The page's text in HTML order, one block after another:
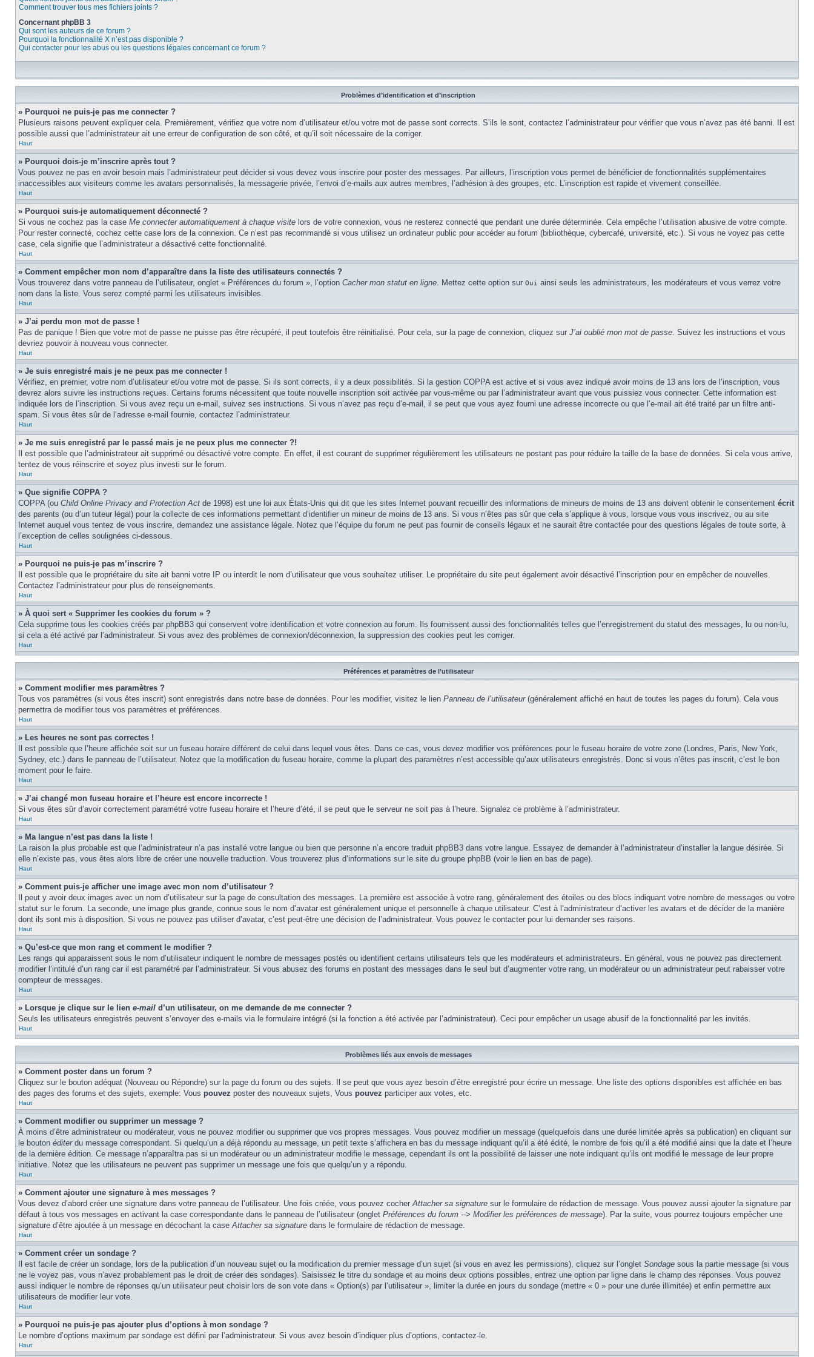
Comment trouver tous mes fichiers joints ?
Concernant phpBB 3
Qui sont les auteurs de ce forum ?
Pourquoi la fonctionnalité X n’est pas disponible ?
Qui contacter pour les abus ou les questions légales concernant ce forum ?
Problèmes d’identification et d’inscription
» Pourquoi ne puis-je pas me connecter ?
Plusieurs raisons peuvent expliquer cela. Premièrement, vérifiez que votre nom d’utilisateur et/ou votre mot de passe sont corrects. S’ils le sont, contactez l’administrateur pour vérifier que vous n’avez pas été banni. Il est
possible aussi que l’administrateur ait une erreur de configuration de son côté, et qu’il soit nécessaire de la corriger.
Haut
» Pourquoi dois-je m’inscrire après tout ?
Vous pouvez ne pas en avoir besoin mais l’administrateur peut décider si vous devez vous inscrire pour poster des messages. Par ailleurs, l’inscription vous permet de bénéficier de fonctionnalités supplémentaires
inaccessibles aux visiteurs comme les avatars personnalisés, la messagerie privée, l’envoi d’e-mails aux autres membres, l’adhésion à des groupes, etc. L’inscription est rapide et vivement conseillée.
Haut
» Pourquoi suis-je automatiquement déconnecté ?
Si vous ne cochez pas la case Me connecter automatiquement à chaque visite lors de votre connexion, vous ne resterez connecté que pendant une durée déterminée. Cela empêche l’utilisation abusive de votre compte.
Pour rester connecté, cochez cette case lors de la connexion. Ce n’est pas recommandé si vous utilisez un ordinateur public pour accéder au forum (bibliothèque, cybercafé, université, etc.). Si vous ne voyez pas cette
case, cela signifie que l’administrateur a désactivé cette fonctionnalité.
Haut
» Comment empêcher mon nom d’apparaître dans la liste des utilisateurs connectés ?
Vous trouverez dans votre panneau de l’utilisateur, onglet « Préférences du forum », l’option Cacher mon statut en ligne. Mettez cette option sur Oui ainsi seuls les administrateurs, les modérateurs et vous verrez votre
nom dans la liste. Vous serez compté parmi les utilisateurs invisibles.
Haut
» J’ai perdu mon mot de passe !
Pas de panique ! Bien que votre mot de passe ne puisse pas être récupéré, il peut toutefois être réinitialisé. Pour cela, sur la page de connexion, cliquez sur J’ai oublié mon mot de passe. Suivez les instructions et vous
devriez pouvoir à nouveau vous connecter.
Haut
» Je suis enregistré mais je ne peux pas me connecter !
Vérifiez, en premier, votre nom d’utilisateur et/ou votre mot de passe. Si ils sont corrects, il y a deux possibilités. Si la gestion COPPA est active et si vous avez indiqué avoir moins de 13 ans lors de l’inscription, vous
devrez alors suivre les instructions reçues. Certains forums nécessitent que toute nouvelle inscription soit activée par vous-même ou par l’administrateur avant que vous puissiez vous connecter. Cette information est
indiquée lors de l’inscription. Si vous avez reçu un e-mail, suivez ses instructions. Si vous n’avez pas reçu d’e-mail, il se peut que vous ayez fourni une adresse incorrecte ou que l’e-mail ait été traité par un filtre anti-
spam. Si vous êtes sûr de l’adresse e-mail fournie, contactez l’administrateur.
Haut
» Je me suis enregistré par le passé mais je ne peux plus me connecter ?!
Il est possible que l’administrateur ait supprimé ou désactivé votre compte. En effet, il est courant de supprimer régulièrement les utilisateurs ne postant pas pour réduire la taille de la base de données. Si cela vous arrive,
tentez de vous réinscrire et soyez plus investi sur le forum.
Haut
» Que signifie COPPA ?
COPPA (ou Child Online Privacy and Protection Act de 1998) est une loi aux États-Unis qui dit que les sites Internet pouvant recueillir des informations de mineurs de moins de 13 ans doivent obtenir le consentement écrit
des parents (ou d’un tuteur légal) pour la collecte de ces informations permettant d’identifier un mineur de moins de 13 ans. Si vous n’êtes pas sûr que cela s’applique à vous, lorsque vous vous inscrivez, ou au site
Internet auquel vous tentez de vous inscrire, demandez une assistance légale. Notez que l’équipe du forum ne peut pas fournir de conseils légaux et ne saurait être contactée pour des questions légales de toute sorte, à
l’exception de celles soulignées ci-dessous.
Haut
» Pourquoi ne puis-je pas m’inscrire ?
Il est possible que le propriétaire du site ait banni votre IP ou interdit le nom d’utilisateur que vous souhaitez utiliser. Le propriétaire du site peut également avoir désactivé l’inscription pour en empêcher de nouvelles.
Contactez l’administrateur pour plus de renseignements.
Haut
» À quoi sert « Supprimer les cookies du forum » ?
Cela supprime tous les cookies créés par phpBB3 qui conservent votre identification et votre connexion au forum. Ils fournissent aussi des fonctionnalités telles que l’enregistrement du statut des messages, lu ou non-lu,
si cela a été activé par l’administrateur. Si vous avez des problèmes de connexion/déconnexion, la suppression des cookies peut les corriger.
Haut
Préférences et paramètres de l’utilisateur
» Comment modifier mes paramètres ?
Tous vos paramètres (si vous êtes inscrit) sont enregistrés dans notre base de données. Pour les modifier, visitez le lien Panneau de l’utilisateur(généralement affiché en haut de toutes les pages du forum). Cela vous
permettra de modifier tous vos paramètres et préférences.
Haut
» Les heures ne sont pas correctes !
Il est possible que l’heure affichée soit sur un fuseau horaire différent de celui dans lequel vous êtes. Dans ce cas, vous devez modifier vos préférences pour le fuseau horaire de votre zone (Londres, Paris, New York,
Sydney, etc.) dans le panneau de l’utilisateur. Notez que la modification du fuseau horaire, comme la plupart des paramètres n’est accessible qu’aux utilisateurs enregistrés. Donc si vous n’êtes pas inscrit, c’est le bon
moment pour le faire.
Haut
» J’ai changé mon fuseau horaire et l’heure est encore incorrecte !
Si vous êtes sûr d’avoir correctement paramétré votre fuseau horaire et l’heure d’été, il se peut que le serveur ne soit pas à l’heure. Signalez ce problème à l’administrateur.
Haut
» Ma langue n’est pas dans la liste !
La raison la plus probable est que l’administrateur n’a pas installé votre langue ou bien que personne n’a encore traduit phpBB3 dans votre langue. Essayez de demander à l’administrateur d’installer la langue désirée. Si
elle n’existe pas, vous êtes alors libre de créer une nouvelle traduction. Vous trouverez plus d’informations sur le site du groupe phpBB (voir le lien en bas de page).
Haut
» Comment puis-je afficher une image avec mon nom d’utilisateur ?
Il peut y avoir deux images avec un nom d’utilisateur sur la page de consultation des messages. La première est associée à votre rang, généralement des étoiles ou des blocs indiquant votre nombre de messages ou votre
statut sur le forum. La seconde, une image plus grande, connue sous le nom d’avatar est généralement unique et personnelle à chaque utilisateur. C’est à l’administrateur d’activer les avatars et de décider de la manière
dont ils sont mis à disposition. Si vous ne pouvez pas utiliser d’avatar, c’est peut-être une décision de l’administrateur. Vous pouvez le contacter pour lui demander ses raisons.
Haut
» Qu’est-ce que mon rang et comment le modifier ?
Les rangs qui apparaissent sous le nom d’utilisateur indiquent le nombre de messages postés ou identifient certains utilisateurs tels que les modérateurs et administrateurs. En général, vous ne pouvez pas directement
modifier l’intitulé d’un rang car il est paramétré par l’administrateur. Si vous abusez des forums en postant des messages dans le seul but d’augmenter votre rang, un modérateur ou un administrateur peut rabaisser votre
compteur de messages.
Haut
» Lorsque je clique sur le lien e-mail d’un utilisateur, on me demande de me connecter ?
Seuls les utilisateurs enregistrés peuvent s’envoyer des e-mails via le formulaire intégré (si la fonction a été activée par l’administrateur). Ceci pour empêcher un usage abusif de la fonctionnalité par les invités.
Haut
Problèmes liés aux envois de messages
» Comment poster dans un forum ?
Cliquez sur le bouton adéquat (Nouveau ou Répondre) sur la page du forum ou des sujets. Il se peut que vous ayez besoin d’être enregistré pour écrire un message. Une liste des options disponibles est affichée en bas
des pages des forums et des sujets, exemple: Vous pouvez poster des nouveaux sujets, Vous pouvez participer aux votes, etc.
Haut
» Comment modifier ou supprimer un message ?
À moins d’être administrateur ou modérateur, vous ne pouvez modifier ou supprimer que vos propres messages. Vous pouvez modifier un message (quelquefois dans une durée limitée après sa publication) en cliquant sur
le bouton éditerdu message correspondant. Si quelqu’un a déjà répondu au message, un petit texte s’affichera en bas du message indiquant qu’il a été édité, le nombre de fois qu’il a été modifié ainsi que la date et l’heure
de la dernière édition. Ce message n’apparaîtra pas si un modérateur ou un administrateur modifie le message, cependant ils ont la possibilité de laisser une note indiquant qu’ils ont modifié le message de leur propre
initiative. Notez que les utilisateurs ne peuvent pas supprimer un message une fois que quelqu’un y a répondu.
Haut
» Comment ajouter une signature à mes messages ?
Vous devez d’abord créer une signature dans votre panneau de l’utilisateur. Une fois créée, vous pouvez cocherAttacher sa signature sur le formulaire de rédaction de message. Vous pouvez aussi ajouter la signature par
défaut à tous vos messages en activant la case correspondante dans le panneau de l’utilisateur (onglet Préférences du forum --> Modifier les préférences de message). Par la suite, vous pourrez toujours empêcher une
signature d’être ajoutée à un message en décochant la caseAttacher sa signature dans le formulaire de rédaction de message.
Haut
» Comment créer un sondage ?
Il est facile de créer un sondage, lors de la publication d’un nouveau sujet ou la modification du premier message d’un sujet (si vous en avez les permissions), cliquez sur l’onglet Sondage sous la partie message (si vous
ne le voyez pas, vous n’avez probablement pas le droit de créer des sondages). Saisissez le titre du sondage et au moins deux options possibles, entrez une option par ligne dans le champ des réponses. Vous pouvez
aussi indiquer le nombre de réponses qu’un utilisateur peut choisir lors de son vote dans « Option(s) par l’utilisateur », limiter la durée en jours du sondage (mettre « 0 » pour une durée illimitée) et enfin permettre aux
utilisateurs de modifier leur vote.
Haut
» Pourquoi ne puis-je pas ajouter plus d’options à mon sondage ?
Le nombre d’options maximum par sondage est défini par l’administrateur. Si vous avez besoin d’indiquer plus d’options, contactez-le.
Haut